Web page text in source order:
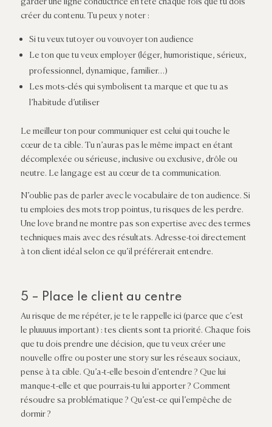
créer du contenu. Tu peux y noter :
Si tu veux tutoyer ou vouvoyer ton audience
Le ton que tu veux employer (léger, humoristique, sérieux,
professionnel, dynamique, familier…)
Les mots-clés qui symbolisent ta marque et que tu as
l’habitude d’utiliser
Le meilleur ton pour communiquer est celui qui touche le
cœurde ta cible. Tu n’auras pas le même impact en étant
décomplexée ou sérieuse, inclusive ou exclusive, drôle ou
neutre. Le langage est aucœurde ta communication.
N’oublie pas de parler avec le vocabulaire de ton audience. Si
tu emploies des mots trop pointus, tu risques de les perdre.
Une love brand ne montre pas son expertise avec des termes
techniques mais avec des résultats. Adresse-toi directement
à ton client idéal selon ce qu’il préférerait entendre.
5 – Place le client au centre
Au risque de me répéter, je te le rappelle ici (parce que c’est
le pluuuus important) : tes clients sont ta priorité. Chaque fois
que tu dois prendre une décision, que tu veux créer une
nouvelle offre ou poster une story sur les réseaux sociaux,
pense à ta cible. Qu’a-t-elle besoin d’entendre ? Que lui
manque-t-elle et que pourrais-tu lui apporter ? Comment
résoudre sa problématique ? Qu’est-ce qui l’empêche de
dormir ?